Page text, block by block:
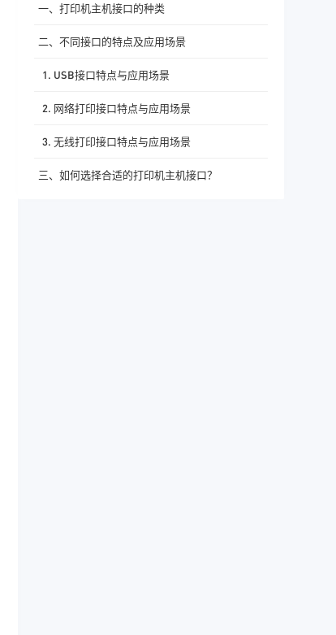
一、打印机主机接口的种类
二、不同接口的特点及应用场景
1. USB接口特点与应用场景
2. 网络打印接口特点与应用场景
3. 无线打印接口特点与应用场景
三、如何选择合适的打印机主机接口？